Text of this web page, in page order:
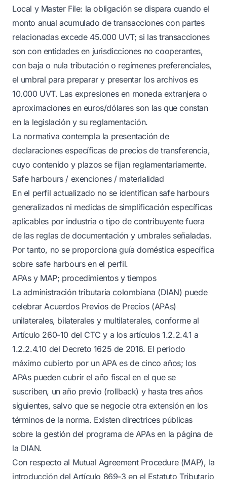
Local y Master File: la obligación se dispara cuando el
monto anual acumulado de transacciones con partes
relacionadas excede 45.000 UVT; si las transacciones
son con entidades en jurisdicciones no cooperantes,
con baja o nula tributación o regímenes preferenciales,
el umbral para preparar y presentar los archivos es
10.000 UVT. Las expresiones en moneda extranjera o
aproximaciones en euros/dólares son las que constan
en la legislación y su reglamentación.
La normativa contempla la presentación de
declaraciones específicas de precios de transferencia,
cuyo contenido y plazos se fijan reglamentariamente.
Safe harbours / exenciones / materialidad
En el perfil actualizado no se identifican safe harbours
generalizados ni medidas de simplificación específicas
aplicables por industria o tipo de contribuyente fuera
de las reglas de documentación y umbrales señaladas.
Por tanto, no se proporciona guía doméstica específica
sobre safe harbours en el perfil.
APAs y MAP; procedimientos y tiempos
La administración tributaria colombiana (DIAN) puede
celebrar Acuerdos Previos de Precios (APAs)
unilaterales, bilaterales y multilaterales, conforme al
Artículo 260-10 del CTC y a los artículos 1.2.2.4.1 a
1.2.2.4.10 del Decreto 1625 de 2016. El periodo
máximo cubierto por un APA es de cinco años; los
APAs pueden cubrir el año fiscal en el que se
suscriben, un año previo (rollback) y hasta tres años
siguientes, salvo que se negocie otra extensión en los
términos de la norma. Existen directrices públicas
sobre la gestión del programa de APAs en la página de
la DIAN.
Con respecto al Mutual Agreement Procedure (MAP), la
introducción del Artículo 869-3 en el Estatuto Tributario